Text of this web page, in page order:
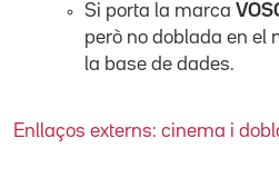
Si porta la marca
però no doblada en el
la base de dades.
Enllaços externs: cinema i